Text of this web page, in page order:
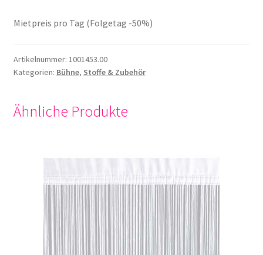
Mietpreis pro Tag (Folgetag -50%)
Artikelnummer: 1001453.00
Kategorien: Bühne, Stoffe & Zubehör
Ähnliche Produkte